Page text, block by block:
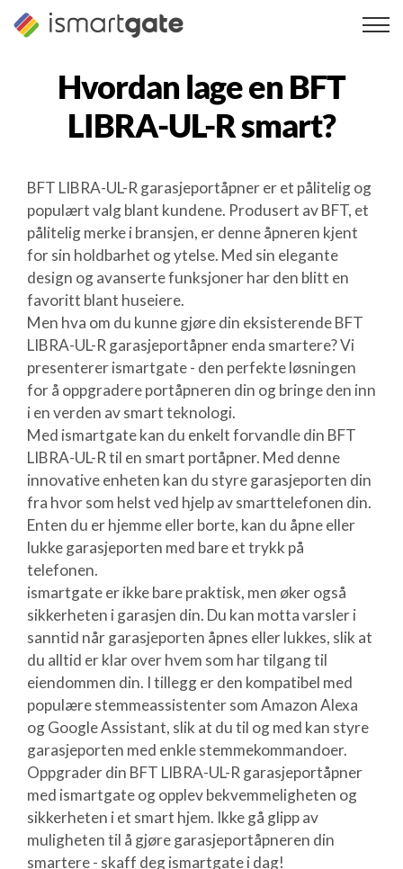
Hopp
Hvordan lage en BFT
LIBRA-UL-Rsmart?
BFT LIBRA-UL-R garasjeportåpner er et pålitelig og
populært valg blant kundene. Produsert av BFT, et
pålitelig merke i bransjen, er denne åpneren kjent
for sin holdbarhet og ytelse. Med sin elegante
design og avanserte funksjoner har den blitt en
favoritt blant huseiere.
Men hva om du kunne gjøre din eksisterende BFT
LIBRA-UL-R garasjeportåpner enda smartere? Vi
presenterer ismartgate - den perfekte løsningen
for å oppgradere portåpneren din og bringe den inn
i en verden av smart teknologi.
Med ismartgate kan du enkelt forvandle din BFT
LIBRA-UL-R til en smart portåpner. Med denne
innovative enheten kan du styre garasjeporten din
fra hvor som helst ved hjelp av smarttelefonen din.
Enten du er hjemme eller borte, kan du åpne eller
lukke garasjeporten med bare et trykk på
telefonen.
ismartgate er ikke bare praktisk, men øker også
sikkerheten i garasjen din. Du kan motta varsler i
sanntid når garasjeporten åpnes eller lukkes, slik at
du alltid er klar over hvem som har tilgang til
eiendommen din. I tillegg er den kompatibel med
populære stemmeassistenter som Amazon Alexa
og Google Assistant, slik at du til og med kan styre
garasjeporten med enkle stemmekommandoer.
Oppgrader din BFT LIBRA-UL-R garasjeportåpner
med ismartgate og opplev bekvemmeligheten og
sikkerheten i et smart hjem. Ikke gå glipp av
muligheten til å gjøre garasjeportåpneren din
smartere - skaff deg ismartgate i dag!